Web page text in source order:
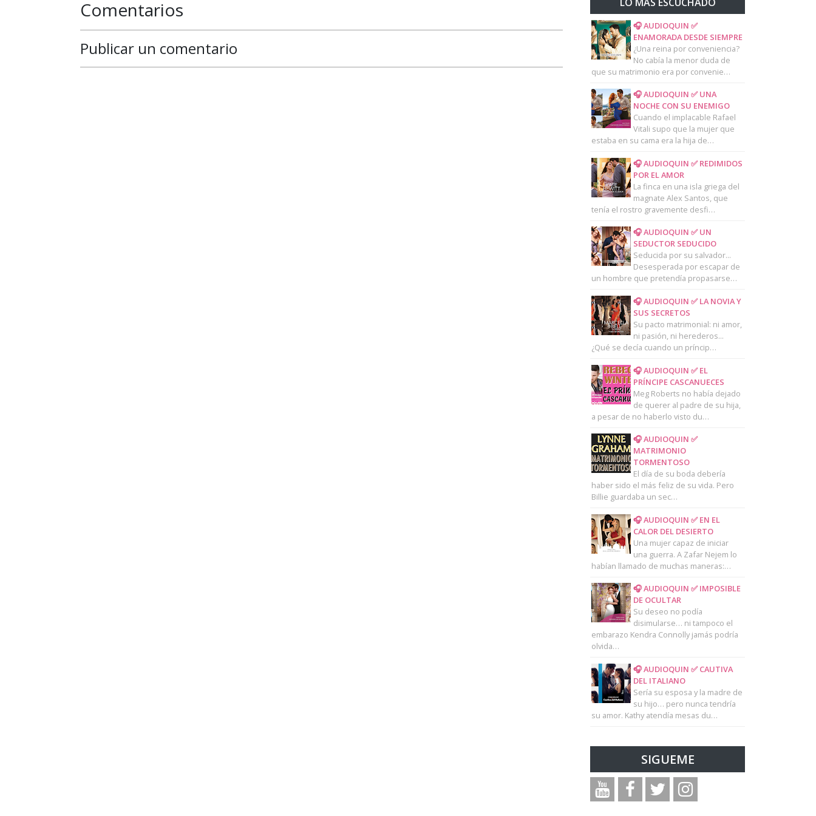
Comentarios
Publicar un comentario
🎧 AUDIOQUIN ✅
ENAMORADA DESDE SIEMPRE
¿Una reina por conveniencia?
No cabía la menor duda de
que su matrimonio era por convenie…
🎧 AUDIOQUIN ✅ UNA
NOCHE CON SU ENEMIGO
Cuando el implacable Rafael
Vitali supo que la mujer que
estaba en su cama era la hija de…
🎧 AUDIOQUIN ✅ REDIMIDOS
POR EL AMOR
La finca en una isla griega del
magnate Alex Santos, que
tenía el rostro gravemente desfi…
🎧 AUDIOQUIN ✅ UN
SEDUCTOR SEDUCIDO
Seducida por su salvador...
Desesperada por escapar de
un hombre que pretendía propasarse…
🎧 AUDIOQUIN ✅ LA NOVIA Y
SUS SECRETOS
Su pacto matrimonial: ni amor,
ni pasión, ni herederos...
¿Qué se decía cuando un príncip…
🎧 AUDIOQUIN ✅ EL
PRÍNCIPE CASCANUECES
Meg Roberts no había dejado
de querer al padre de su hija,
a pesar de no haberlo visto du…
🎧 AUDIOQUIN ✅
MATRIMONIO
TORMENTOSO
El día de su boda debería
haber sido el más feliz de su vida. Pero
Billie guardaba un sec…
🎧 AUDIOQUIN ✅ EN EL
CALOR DEL DESIERTO
Una mujer capaz de iniciar
una guerra. A Zafar Nejem lo
habían llamado de muchas maneras:…
🎧 AUDIOQUIN ✅ IMPOSIBLE
DE OCULTAR
Su deseo no podía
disimularse… ni tampoco el
embarazo Kendra Connolly jamás podría
olvida…
🎧 AUDIOQUIN ✅ CAUTIVA
DEL ITALIANO
Sería su esposa y la madre de
su hijo… pero nunca tendría
su amor. Kathy atendía mesas du…
SIGUEME